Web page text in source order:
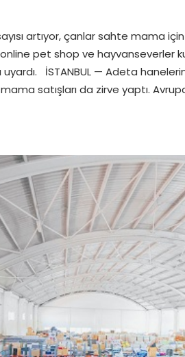
artıyor, çanlar sahte mama
online pet shop ve hayvanseverler
İSTANBUL — Adeta
satışları da zirve yaptı.